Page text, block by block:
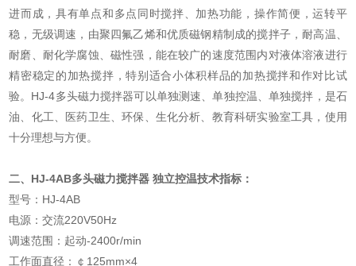
进而成，具有单点和多点同时搅拌、加热功能，操作简便，运转平
稳，无级调速，由聚四氟乙烯和优质磁钢精制成的搅拌子，耐高温、
耐磨、耐化学腐蚀、磁性强，能在较广的速度范围内对液体溶液进行
精密稳定的加热搅拌，特别适合小体积样品的加热搅拌和作对比试
验。HJ-4多头磁力搅拌器可以单独测速、单独控温、单独搅拌，是石
油、化工、医药卫生、环保、生化分析、教育科研实验室工具，使用
十分理想与方便。
二、HJ-4AB多头磁力搅拌器 独立控温技术指标：
型号：HJ-4AB
电源：交流220V50Hz
调速范围：起动-2400r/min
工作面直径：￠125mm×4